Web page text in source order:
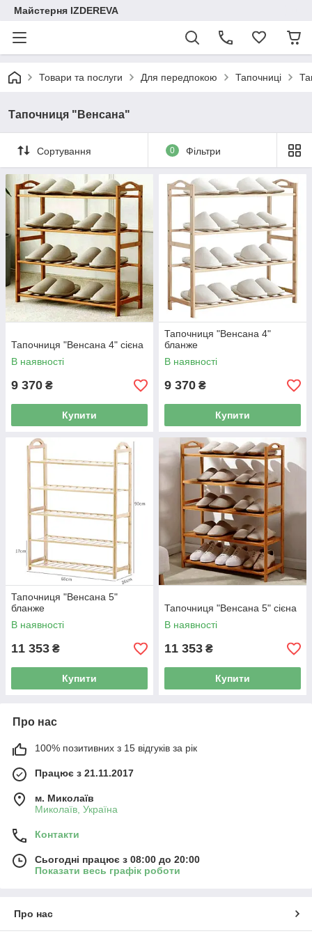
Майстерня IZDEREVA
Товари та послуги Для передпокою Тапочниці
Тапочниця "Венсана"
Сортування 0 Фільтри
Тапочниця "Венсана 4" сієна
В наявності
9 370 ₴
Купити
Тапочниця "Венсана 4"
бланже
В наявності
9 370 ₴
Купити
Тапочниця "Венсана 5"
бланже
В наявності
11 353 ₴
Купити
Тапочниця "Венсана 5" сієна
В наявності
11 353 ₴
Купити
Про нас
100% позитивних з 15 відгуків за рік
Працює з 21.11.2017
м. Миколаїв
Миколаїв, Україна
Контакти
Сьогодні працює з 08:00 до 20:00
Показати весь графік роботи
Про нас